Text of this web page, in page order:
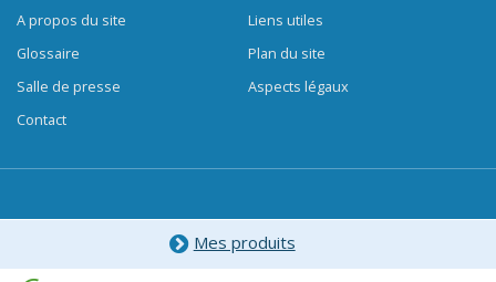
A propos du site
Glossaire
Salle de presse
Contact
Liens utiles
Plan du site
Aspects légaux
Mes produits